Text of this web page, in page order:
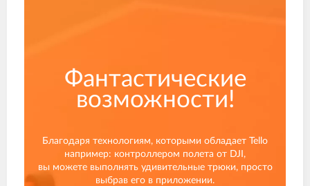
Фантастические
возможности!
Благодаря технологиям, которыми обладает Tello
например: контроллером полета от DJI,
вы можете выполнять удивительные трюки, просто
выбрав его в приложении.